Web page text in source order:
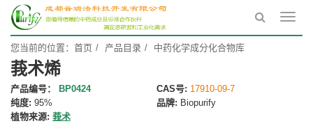
您当前的位置： 首页 产品目录 中药化学成分化合物库
莪术烯
产品编号： BP0424 CAS号: 17910-09-7
纯度: 95% 品牌: Biopurify
植物来源: 莪术